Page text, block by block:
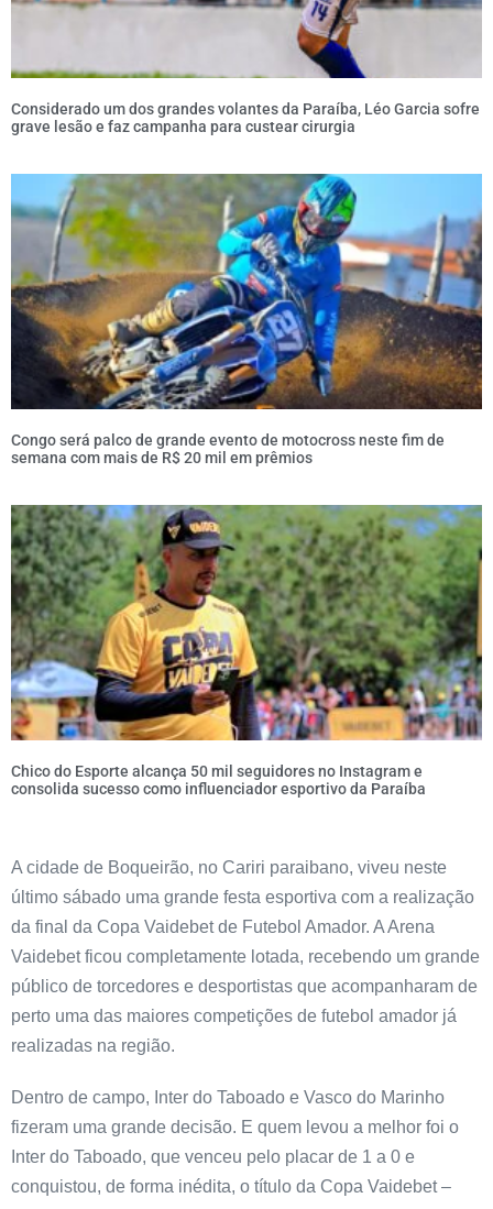
Considerado um dos grandes volantes da Paraíba, Léo Garcia sofre
grave lesão e faz campanha para custear cirurgia
Congo será palco de grande evento de motocross neste fim de
semana com mais de R$ 20 mil em prêmios
Chico do Esporte alcança 50 mil seguidores no Instagram e
consolida sucesso como influenciador esportivo da Paraíba
A cidade de Boqueirão, no Cariri paraibano, viveu neste
último sábado uma grande festa esportiva com a realização
da final da Copa Vaidebet de Futebol Amador. A Arena
Vaidebet ficou completamente lotada, recebendo um grande
público de torcedores e desportistas que acompanharam de
perto uma das maiores competições de futebol amador já
realizadas na região.
Dentro de campo, Inter do Taboado e Vasco do Marinho
fizeram uma grande decisão. E quem levou a melhor foi o
Inter do Taboado, que venceu pelo placar de 1 a 0 e
conquistou, de forma inédita, o título da Copa Vaidebet –